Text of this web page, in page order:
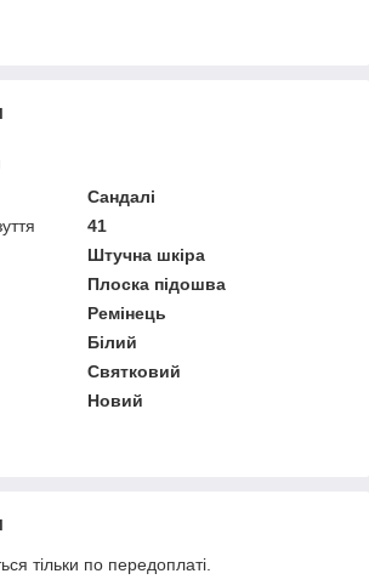
Сандалі
41
Штучна шкіра
Плоска підошва
Ремінець
Білий
Святковий
Новий
тільки по передоплаті.